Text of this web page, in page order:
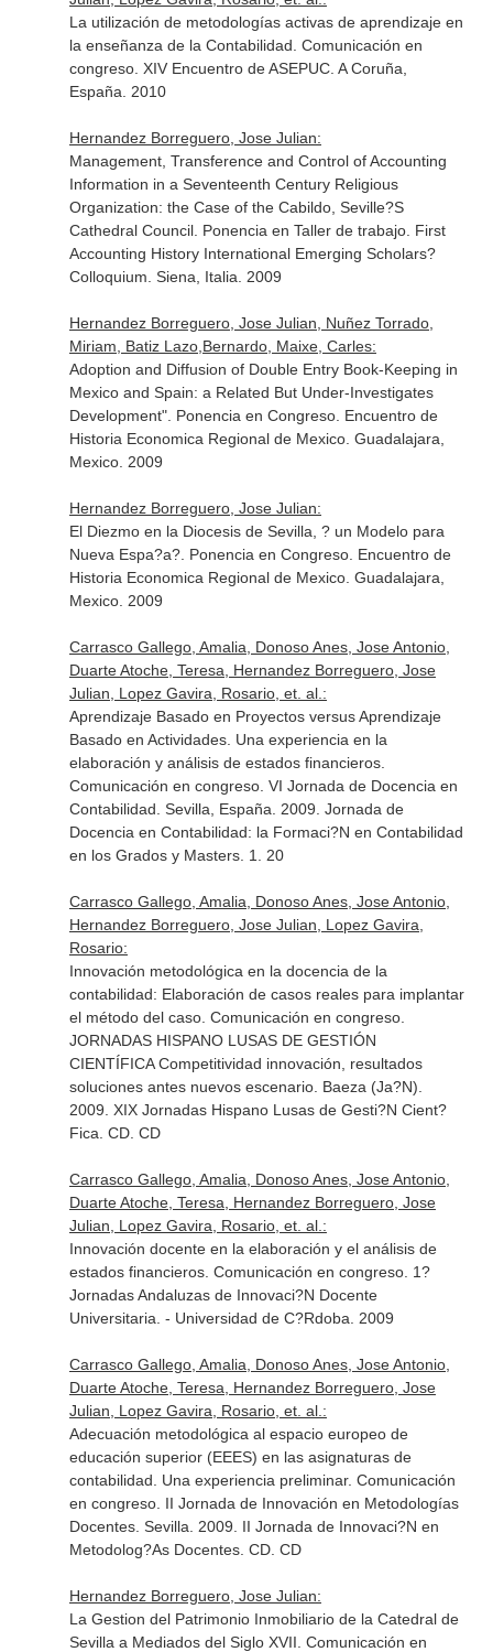
La utilización de metodologías activas de aprendizaje en
la enseñanza de la Contabilidad. Comunicación en
congreso. XIV Encuentro de ASEPUC. A Coruña,
España. 2010
Hernandez Borreguero, Jose Julian:
Management, Transference and Control of Accounting
Information in a Seventeenth Century Religious
Organization: the Case of the Cabildo, Seville?S
Cathedral Council. Ponencia en Taller de trabajo. First
Accounting History International Emerging Scholars?
Colloquium. Siena, Italia. 2009
Hernandez Borreguero, Jose Julian, Nuñez Torrado,
Miriam, Batiz Lazo,Bernardo, Maixe, Carles:
Adoption and Diffusion of Double Entry Book-Keeping in
Mexico and Spain: a Related But Under-Investigates
Development". Ponencia en Congreso. Encuentro de
Historia Economica Regional de Mexico. Guadalajara,
Mexico. 2009
Hernandez Borreguero, Jose Julian:
El Diezmo en la Diocesis de Sevilla, ? un Modelo para
Nueva Espa?a?. Ponencia en Congreso. Encuentro de
Historia Economica Regional de Mexico. Guadalajara,
Mexico. 2009
Carrasco Gallego, Amalia, Donoso Anes, Jose Antonio,
Duarte Atoche, Teresa, Hernandez Borreguero, Jose
Julian, Lopez Gavira, Rosario, et. al.:
Aprendizaje Basado en Proyectos versus Aprendizaje
Basado en Actividades. Una experiencia en la
elaboración y análisis de estados financieros.
Comunicación en congreso. VI Jornada de Docencia en
Contabilidad. Sevilla, España. 2009. Jornada de
Docencia en Contabilidad: la Formaci?N en Contabilidad
en los Grados y Masters. 1. 20
Carrasco Gallego, Amalia, Donoso Anes, Jose Antonio,
Hernandez Borreguero, Jose Julian, Lopez Gavira,
Rosario:
Innovación metodológica en la docencia de la
contabilidad: Elaboración de casos reales para implantar
el método del caso. Comunicación en congreso.
JORNADAS HISPANO LUSAS DE GESTIÓN
CIENTÍFICA Competitividad innovación, resultados
soluciones antes nuevos escenario. Baeza (Ja?N).
2009. XIX Jornadas Hispano Lusas de Gesti?N Cient?
Fica. CD. CD
Carrasco Gallego, Amalia, Donoso Anes, Jose Antonio,
Duarte Atoche, Teresa, Hernandez Borreguero, Jose
Julian, Lopez Gavira, Rosario, et. al.:
Innovación docente en la elaboración y el análisis de
estados financieros. Comunicación en congreso. 1?
Jornadas Andaluzas de Innovaci?N Docente
Universitaria. - Universidad de C?Rdoba. 2009
Carrasco Gallego, Amalia, Donoso Anes, Jose Antonio,
Duarte Atoche, Teresa, Hernandez Borreguero, Jose
Julian, Lopez Gavira, Rosario, et. al.:
Adecuación metodológica al espacio europeo de
educación superior (EEES) en las asignaturas de
contabilidad. Una experiencia preliminar. Comunicación
en congreso. II Jornada de Innovación en Metodologías
Docentes. Sevilla. 2009. II Jornada de Innovaci?N en
Metodolog?As Docentes. CD. CD
Hernandez Borreguero, Jose Julian:
La Gestion del Patrimonio Inmobiliario de la Catedral de
Sevilla a Mediados del Siglo XVII. Comunicación en